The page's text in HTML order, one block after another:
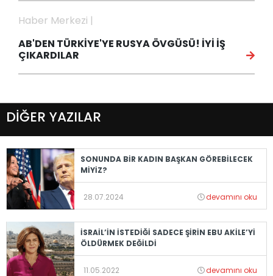
Haber Merkezi |
AB'DEN TÜRKİYE'YE RUSYA ÖVGÜSÜ! İYİ İŞ
ÇIKARDILAR
DİĞER YAZILAR
SONUNDA BİR KADIN BAŞKAN GÖREBİLECEK
MİYİZ?
28.07.2024 devamını oku
İSRAİL’İN İSTEDİĞİ SADECE ŞİRİN EBU AKİLE’Yİ
ÖLDÜRMEK DEĞİLDİ
11.05.2022 devamını oku